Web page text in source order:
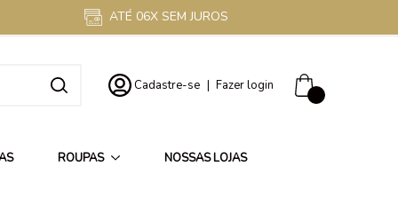
ATÉ 06X SEM JUROS
Cadastre-se | Fazer login
ROUPAS NOSSAS LOJAS